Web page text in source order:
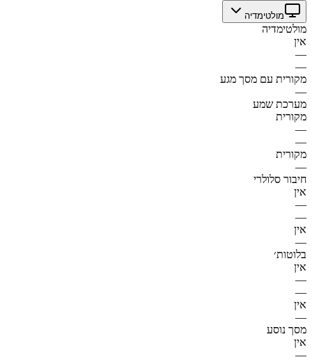
מולטימדיה
מולטימדיה
אין
—
—
מקורית עם מסך מגע
—
מערכת שמע
מקורית
—
—
מקורית
—
חיבור סלולרי
אין
—
—
אין
—
בלוטות׳
אין
—
—
אין
—
מסך נוסע
אין
—